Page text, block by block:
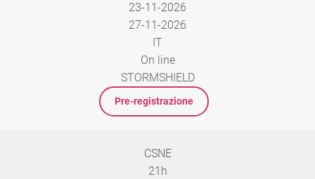
23-11-2026
27-11-2026
IT
On line
STORMSHIELD
Pre-registrazione
CSNE
21h